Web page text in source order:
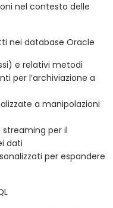
nel contesto delle
nei database Oracle
e relativi metodi
per l’archiviazione a
a manipolazioni
per il
dati
per espandere